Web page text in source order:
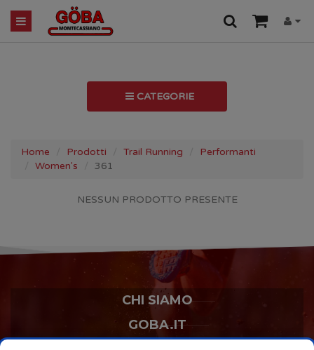
CATEGORIE
Home Prodotti Trail Running
Performanti
Women's
361
NESSUN PRODOTTO PRESENTE
CHI SIAMO
GOBA.IT